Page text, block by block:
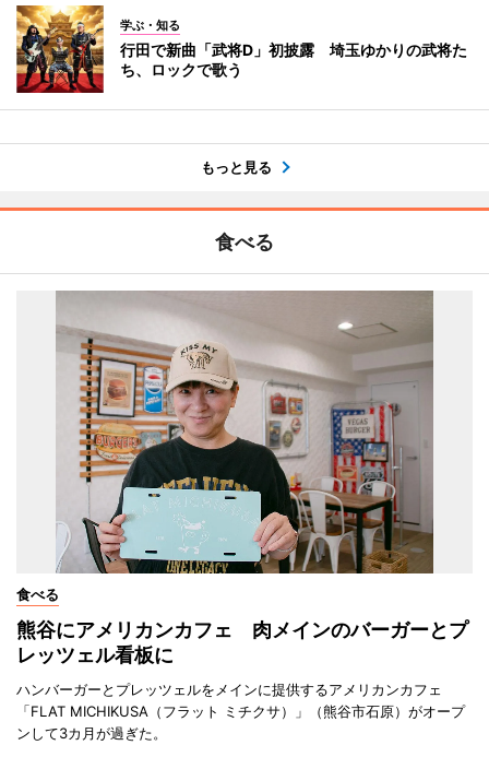
学ぶ・知る
行田で新曲「武将D」初披露 埼玉ゆかりの武将た
ち、ロックで歌う
もっと見る
食べる
食べる
熊谷にアメリカンカフェ 肉メインのバーガーとプ
レッツェル看板に
ハンバーガーとプレッツェルをメインに提供するアメリカンカフェ
「FLAT MICHIKUSA（フラット ミチクサ）」（熊谷市石原）がオープ
ンして3カ月が過ぎた。